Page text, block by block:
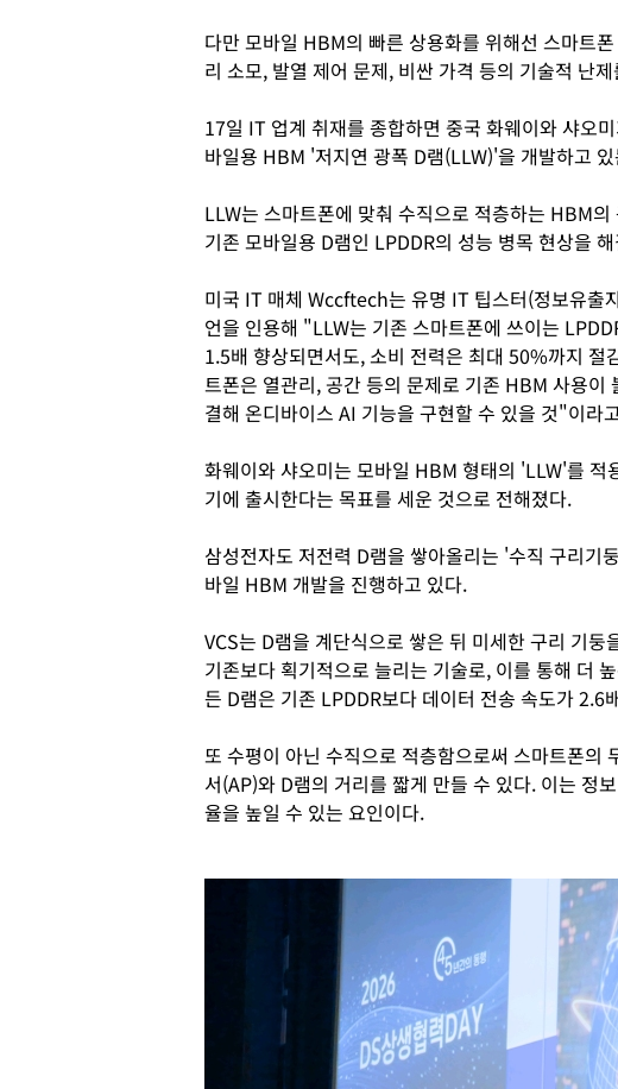
다만 모바일 HBM의 빠른 상용화를 위해선 스마트
리 소모, 발열 제어 문제, 비싼 가격 등의 기술적 난
17일 IT 업계 취재를 종합하면 중국 화웨이와 샤오
바일용 HBM '저지연 광폭 D램(LLW)'을 개발하고
LLW는 스마트폰에 맞춰 수직으로 적층하는 HBM
기존 모바일용 D램인 LPDDR의 성능 병목 현상을
미국 IT 매체 Wccftech는 유명 IT 팁스터(정보유
언을 인용해 "LLW는 기존 스마트폰에 쓰이는
1.5배 향상되면서도, 소비 전력은 최대 50%까지
트폰은 열관리, 공간 등의 문제로 기존 HBM 사용이
결해 온디바이스 AI 기능을 구현할 수 있을 것"이라
화웨이와 샤오미는 모바일 HBM 형태의 'LLW'를
기에 출시한다는 목표를 세운 것으로 전해졌다.
삼성전자도 저전력 D램을 쌓아올리는 '수직 구리기
바일 HBM 개발을 진행하고 있다.
VCS는 D램을 계단식으로 쌓은 뒤 미세한 구리 기
기존보다 획기적으로 늘리는 기술로, 이를 통해 더
든 D램은 기존 LPDDR보다 데이터 전송 속도가 2.6
또 수평이 아닌 수직으로 적층함으로써 스마트폰의
서(AP)와 D램의 거리를 짧게 만들 수 있다. 이는 정
율을 높일 수 있는 요인이다.